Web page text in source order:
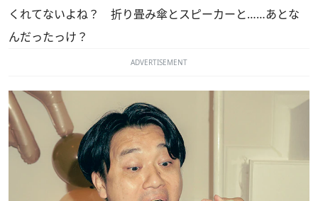
くれてないよね？ 折り畳み傘とスピーカーと……あとな
んだったっけ？
ADVERTISEMENT